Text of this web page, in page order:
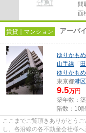
間
面
賃貸｜マンション アーバ
ゆりかもめ
山手線 「
ゆりかもめ
東京都港区
9.5万円
築年数：
階数：10
ここまでご覧頂きありがとう
し、各沿線の各不動産会社様